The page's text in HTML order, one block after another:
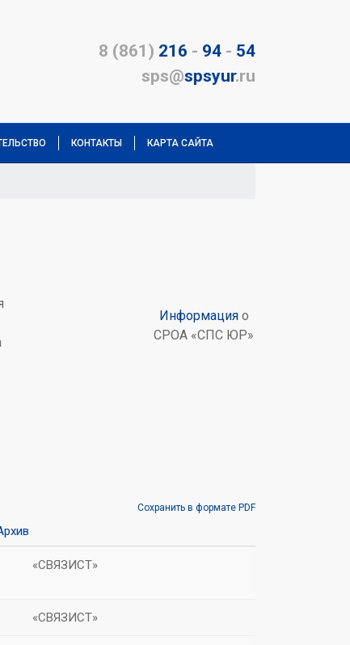
8 (861) 216 - 94 - 54
sps@spsyur.ru
КОНТАКТЫ КАРТА САЙТА
Информацияо
СРОА «СПС ЮР»
Сохранить в формате PDF
«СВЯЗИСТ»
«СВЯЗИСТ»